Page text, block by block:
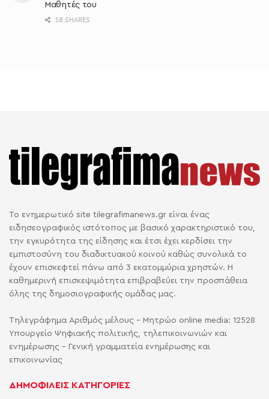
Μαθητές του
58 SHARES
Το ενημερωτικό site tilegrafimanews.gr είναι ένας
ειδησεογραφικός ιστότοπος με βασικό χαρακτηριστικό του,
την εγκυρότητα της είδησης και έτσι έχει κερδίσει την
εμπιστοσύνη του διαδικτυακού κοινού καθώς συνολικά το
έχουν επισκεφτεί πάνω από 3 εκατομμύρια χρηστών. Η
καθημερινή επισκεψιμότητα επιβραβεύει την προσπάθεια
όλης της δημοσιογραφικής ομάδας μας.
Τηλεγράφημα Αριθμός μέλους - Μητρώο online media: 12528
Υπουργείο Ψηφιακής πολιτικής, τηλεπικοινωνιών και
ενημέρωσης - Γενική γραμματεία ενημέρωσης και
επικοινωνίας
ΔΗΜΟΦΙΛΕΙΣ ΚΑΤΗΓΟΡΙΕΣ